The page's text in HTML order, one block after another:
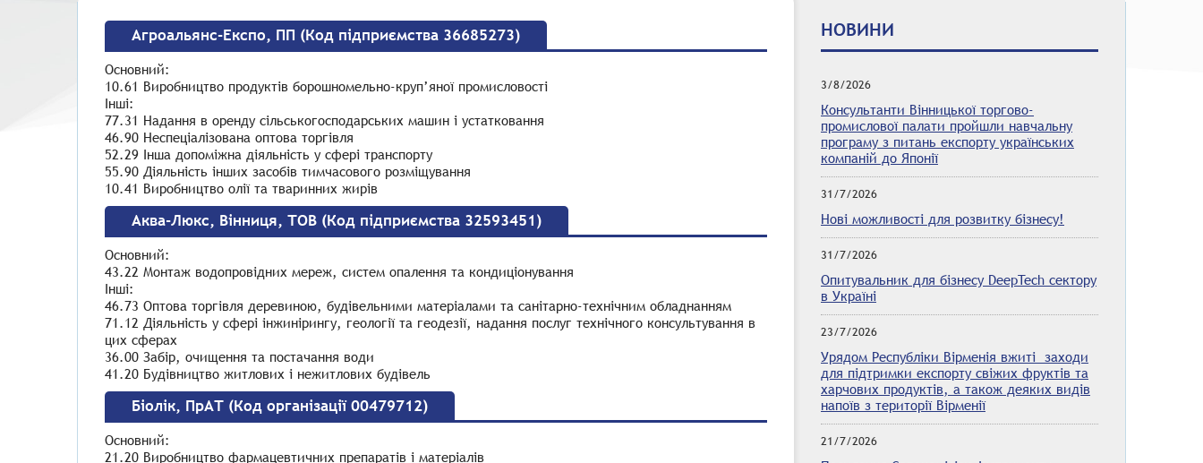
НОВИНИ
3/8/2026
Консультанти Вінницької торгово-
промислової палати пройшли навчальну
програму з питань експорту українських
компаній до Японії
31/7/2026
Нові можливості для розвитку бізнесу!
31/7/2026
Опитувальник для бізнесу DeepTech сектору
в Україні
23/7/2026
Урядом Республіки Вірменія вжиті заходи
для підтримки експорту свіжих фруктів та
харчових продуктів, а також деяких видів
напоїв з території Вірменії
21/7/2026
Агроальянс-Експо, ПП (Код підприємства 36685273)
Основний:
10.61 Виробництво продуктів борошномельно-круп’яної промисловості
Інші:
77.31 Надання в оренду сільськогосподарських машин і устатковання
46.90 Неспеціалізована оптова торгівля
52.29 Інша допоміжна діяльність у сфері транспорту
55.90 Діяльність інших засобів тимчасового розміщування
10.41 Виробництво олії та тваринних жирів
Аква-Люкс, Вінниця, ТОВ (Код підприємства 32593451)
Основний:
43.22 Монтаж водопровідних мереж, систем опалення та кондиціонування
Інші:
46.73 Оптова торгівля деревиною, будівельними матеріалами та санітарно-технічним обладнанням
71.12 Діяльність у сфері інжинірингу, геології та геодезії, надання послуг технічного консультування в
цих сферах
36.00 Забір, очищення та постачання води
41.20 Будівництво житлових і нежитлових будівель
Біолік, ПрАТ (Код організації 00479712)
Основний:
21.20 Виробництво фармацевтичних препаратів і матеріалів